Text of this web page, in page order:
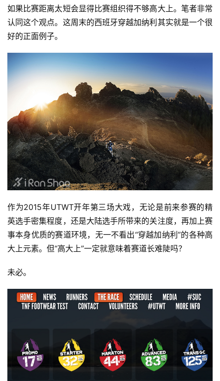
如果比赛距离太短会显得比赛组织得不够高大上。笔者非常
认同这个观点。这周末的西班牙穿越加纳利其实就是一个很
好的正面例子。
作为2015年UTWT开年第三场大戏，无论是前来参赛的精
英选手密集程度，还是大陆选手所带来的关注度，再加上赛
事本身优质的赛道环境，无一不看出“穿越加纳利”的各种高
大上元素。但“高大上”一定就意味着赛道长难陡吗？
未必。